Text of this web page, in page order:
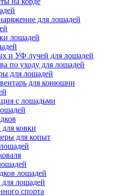
для лошадей
лошадей
и УФ лучей для лошадей
по уходу для лошадей
для лошадей
для конюшни
с лошадьми
ковки
для копыт
лошадей
для лошадей
спорта